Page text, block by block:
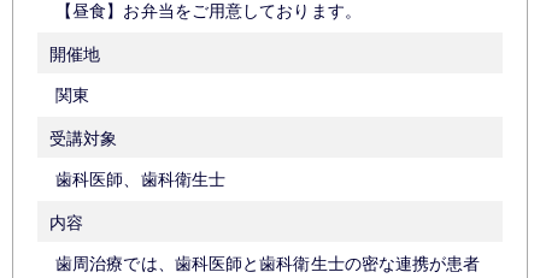
【昼食】お弁当をご用意しております。
開催地
関東
受講対象
歯科医師、歯科衛生士
内容
歯周治療では、歯科医師と歯科衛生士の密な連携が患者